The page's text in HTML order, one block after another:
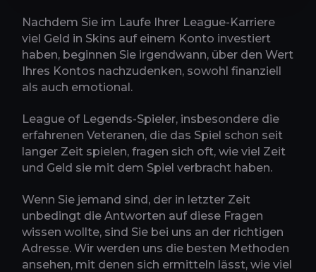
Nachdem Sie im Laufe Ihrer League-Karriere
viel Geld in Skins auf einem Konto investiert
haben, beginnen Sie irgendwann, über den Wert
Ihres Kontos nachzudenken, sowohl finanziell
als auch emotional.
League of Legends-Spieler, insbesondere die
erfahrenen Veteranen, die das Spiel schon seit
langer Zeit spielen, fragen sich oft, wie viel Zeit
und Geld sie mit dem Spiel verbracht haben.
Wenn Sie jemand sind, der in letzter Zeit
unbedingt die Antworten auf diese Fragen
wissen wollte, sind Sie bei uns an der richtigen
Adresse. Wir werden uns die besten Methoden
ansehen, mit denen sich ermitteln lässt, wie viel